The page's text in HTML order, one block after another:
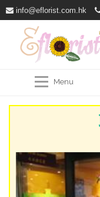
info@eflorist.com.hk
Menu